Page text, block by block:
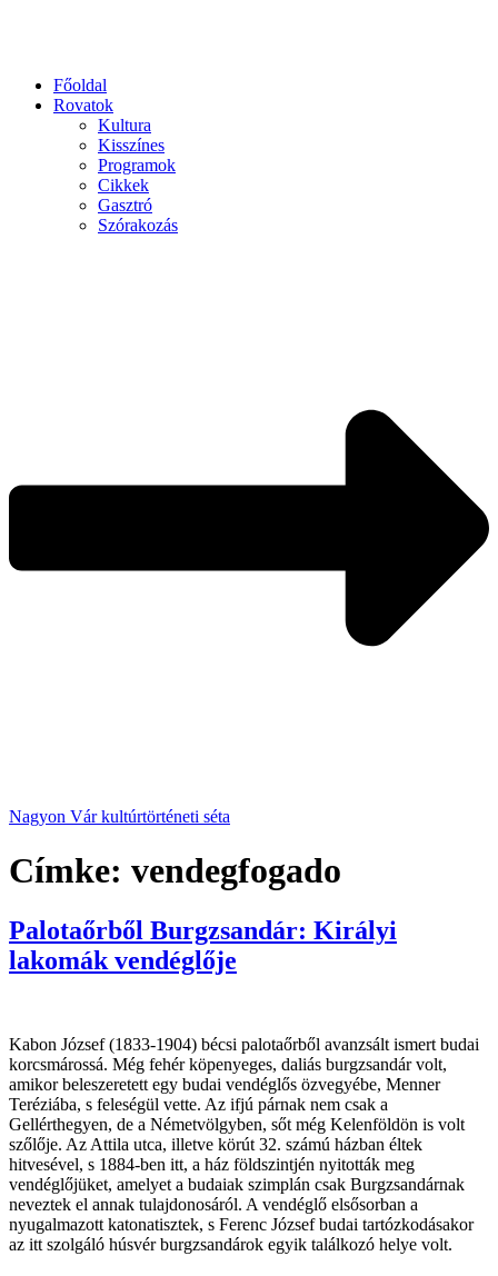
Főoldal
Rovatok
Kultura
Kisszínes
Programok
Cikkek
Gasztró
Szórakozás
Nagyon Vár kultúrtörténeti séta
Címke: vendegfogado
Palotaőrből Burgzsandár: Királyi
lakomák vendéglője
Kabon József (1833-1904) bécsi palotaőrből avanzsált ismert budai
korcsmárossá. Még fehér köpenyeges, daliás burgzsandár volt,
amikor beleszeretett egy budai vendéglős özvegyébe, Menner
Teréziába, s feleségül vette. Az ifjú párnak nem csak a
Gellérthegyen, de a Németvölgyben, sőt még Kelenföldön is volt
szőlője. Az Attila utca, illetve körút 32. számú házban éltek
hitvesével, s 1884-ben itt, a ház földszintjén nyitották meg
vendéglőjüket, amelyet a budaiak szimplán csak Burgzsandárnak
neveztek el annak tulajdonosáról. A vendéglő elsősorban a
nyugalmazott katonatisztek, s Ferenc József budai tartózkodásakor
az itt szolgáló húsvér burgzsandárok egyik találkozó helye volt.